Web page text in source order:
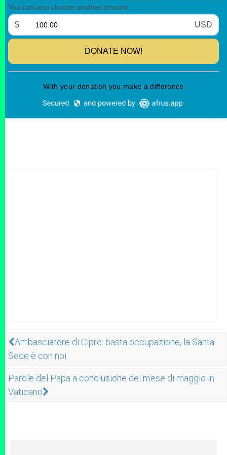
Ambasciatore di Cipro: basta occupazione, la Santa
Sede è con noi
Parole del Papa a conclusione del mese di maggio in
Vaticano